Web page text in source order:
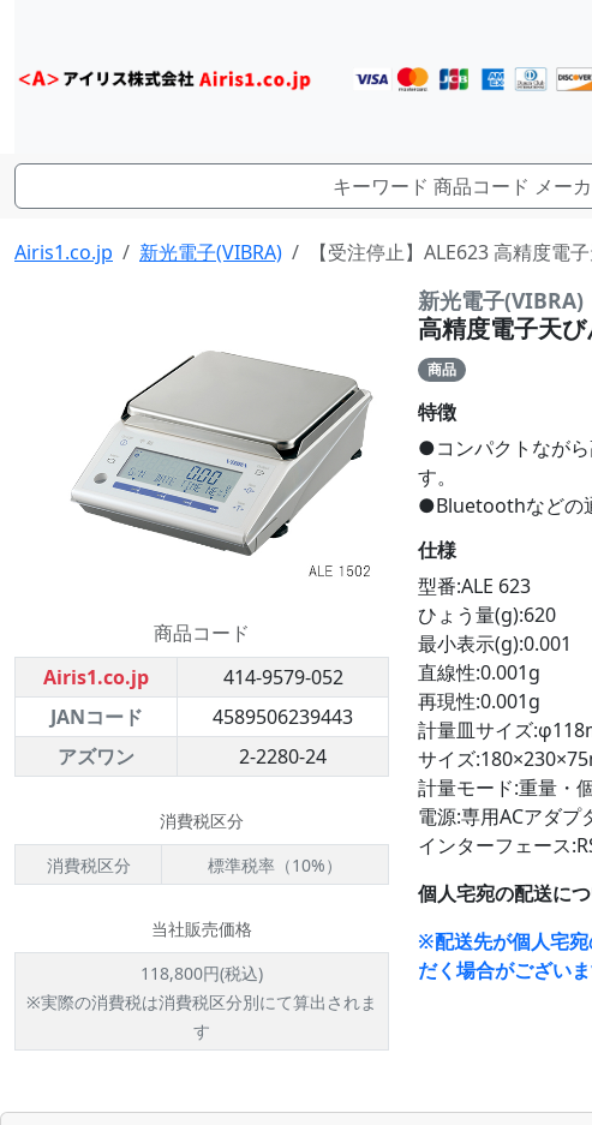
Airis1.co.jp 新光電子(VIBRA) 【受注停止】ALE623 高精度電
商品コード
Airis1.co.jp
414-9579-052
JANコード
4589506239443
アズワン
2-2280-24
消費税区分
消費税区分
標準税率（10%）
当社販売価格
118,800円(税込)
※実際の消費税は消費税区分別にて算出されま
す
新光電子(VIBRA)
高精度電子天
商品
特徴
●コンパクトながら
す。
●Bluetoothなどの
仕様
型番:ALE 623
ひょう量(g):620
最小表示(g):0.001
直線性:0.001g
再現性:0.001g
計量皿サイズ
サイズ
計量モード:重量・
電源:専用ACアダプ
インターフェース
個人宅宛の配送に
※配送先が個人宅
だく場合がございま